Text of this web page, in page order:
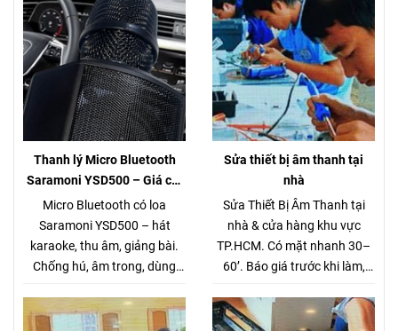
Thanh lý Micro Bluetooth
Saramoni YSD500 – Giá chỉ
280.000đ (Hàng chuẩn gần 1
triệu)
Micro Bluetooth có loa
Saramoni YSD500 – hát
karaoke, thu âm, giảng bài.
Chống hú, âm trong, dùng
thanh lý 280K.
Sửa thiết bị âm thanh tại
nhà
Sửa Thiết Bị Âm Thanh tại
nhà & cửa hàng khu vực
TP.HCM. Có mặt nhanh 30–
60’. Báo giá trước khi làm,